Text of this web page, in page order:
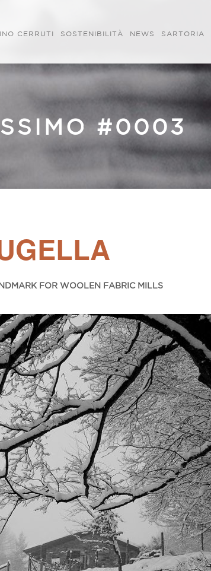
CERRUTI SOSTENIBILITÀ NEWS SARTORIA
#0003
FOR WOOLEN FABRIC MILLS